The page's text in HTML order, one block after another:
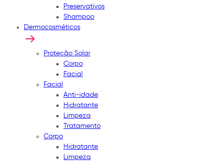
Preservativos
Shampoo
Dermocosméticos
Proteção Solar
Corpo
Facial
Facial
Anti-idade
Hidratante
Limpeza
Tratamento
Corpo
Hidratante
Limpeza